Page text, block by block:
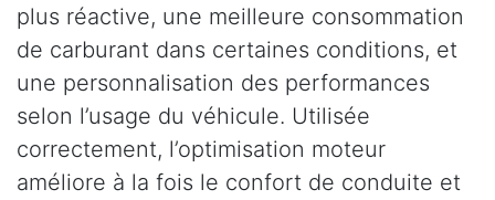
plus réactive, une meilleure consommation
de carburant dans certaines conditions, et
une personnalisation des performances
selon l’usage du véhicule. Utilisée
correctement, l’optimisation moteur
améliore à la fois le confort de conduite et